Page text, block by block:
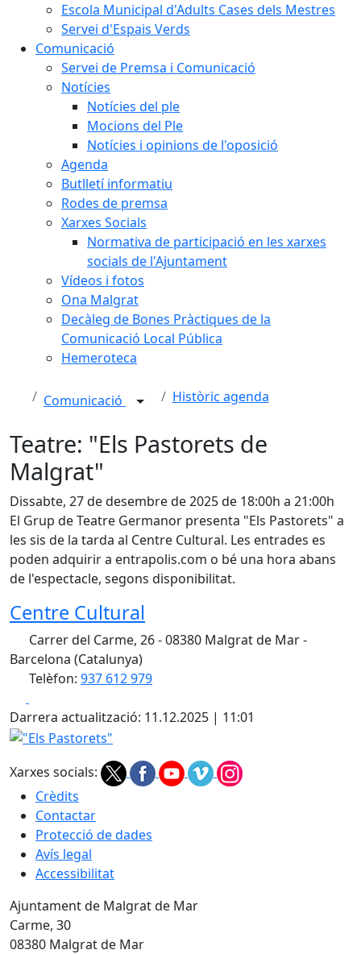
Escola Municipal d'Adults Cases dels Mestres
Servei d'Espais Verds
Comunicació
Servei de Premsa i Comunicació
Notícies
Notícies del ple
Mocions del Ple
Notícies i opinions de l'oposició
Agenda
Butlletí informatiu
Rodes de premsa
Xarxes Socials
Normativa de participació en les xarxes
socials de l'Ajuntament
Vídeos i fotos
Ona Malgrat
Decàleg de Bones Pràctiques de la
Comunicació Local Pública
Hemeroteca
Comunicació Històric agenda
Teatre: "Els Pastorets de
Malgrat"
Dissabte, 27 de desembre de 2025 de 18:00h a 21:00h
El Grup de Teatre Germanor presenta "Els Pastorets" a
les sis de la tarda al Centre Cultural. Les entrades es
poden adquirir a entrapolis.com o bé una hora abans
de l'espectacle, segons disponibilitat.
Centre Cultural
Carrer del Carme, 26 - 08380 Malgrat de Mar -
Barcelona (Catalunya)
Telèfon: 937 612 979
Darrera actualització: 11.12.2025 | 11:01
"Els Pastorets"
Xarxes socials:
Crèdits
Contactar
Protecció de dades
Avís legal
Accessibilitat
Ajuntament de Malgrat de Mar
Carme, 30
08380 Malgrat de Mar